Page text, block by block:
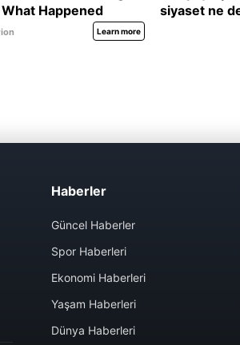
Haberler
Güncel Haberler
Spor Haberleri
Ekonomi Haberleri
Yaşam Haberleri
Dünya Haberleri